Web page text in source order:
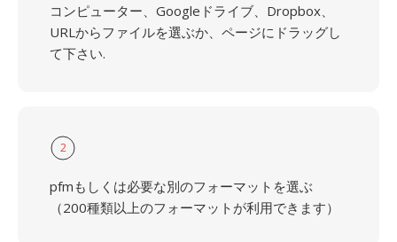
コンピューター、Googleドライブ、Dropbox、
URLからファイルを選ぶか、ページにドラッグし
て下さい.
2
pfmもしくは必要な別のフォーマットを選ぶ
（200種類以上のフォーマットが利用できます）